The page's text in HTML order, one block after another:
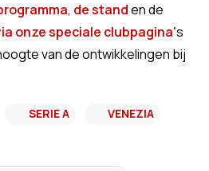
, de standen de
onze speciale clubpagina's
van de ontwikkelingen bij
SERIE A
VENEZIA